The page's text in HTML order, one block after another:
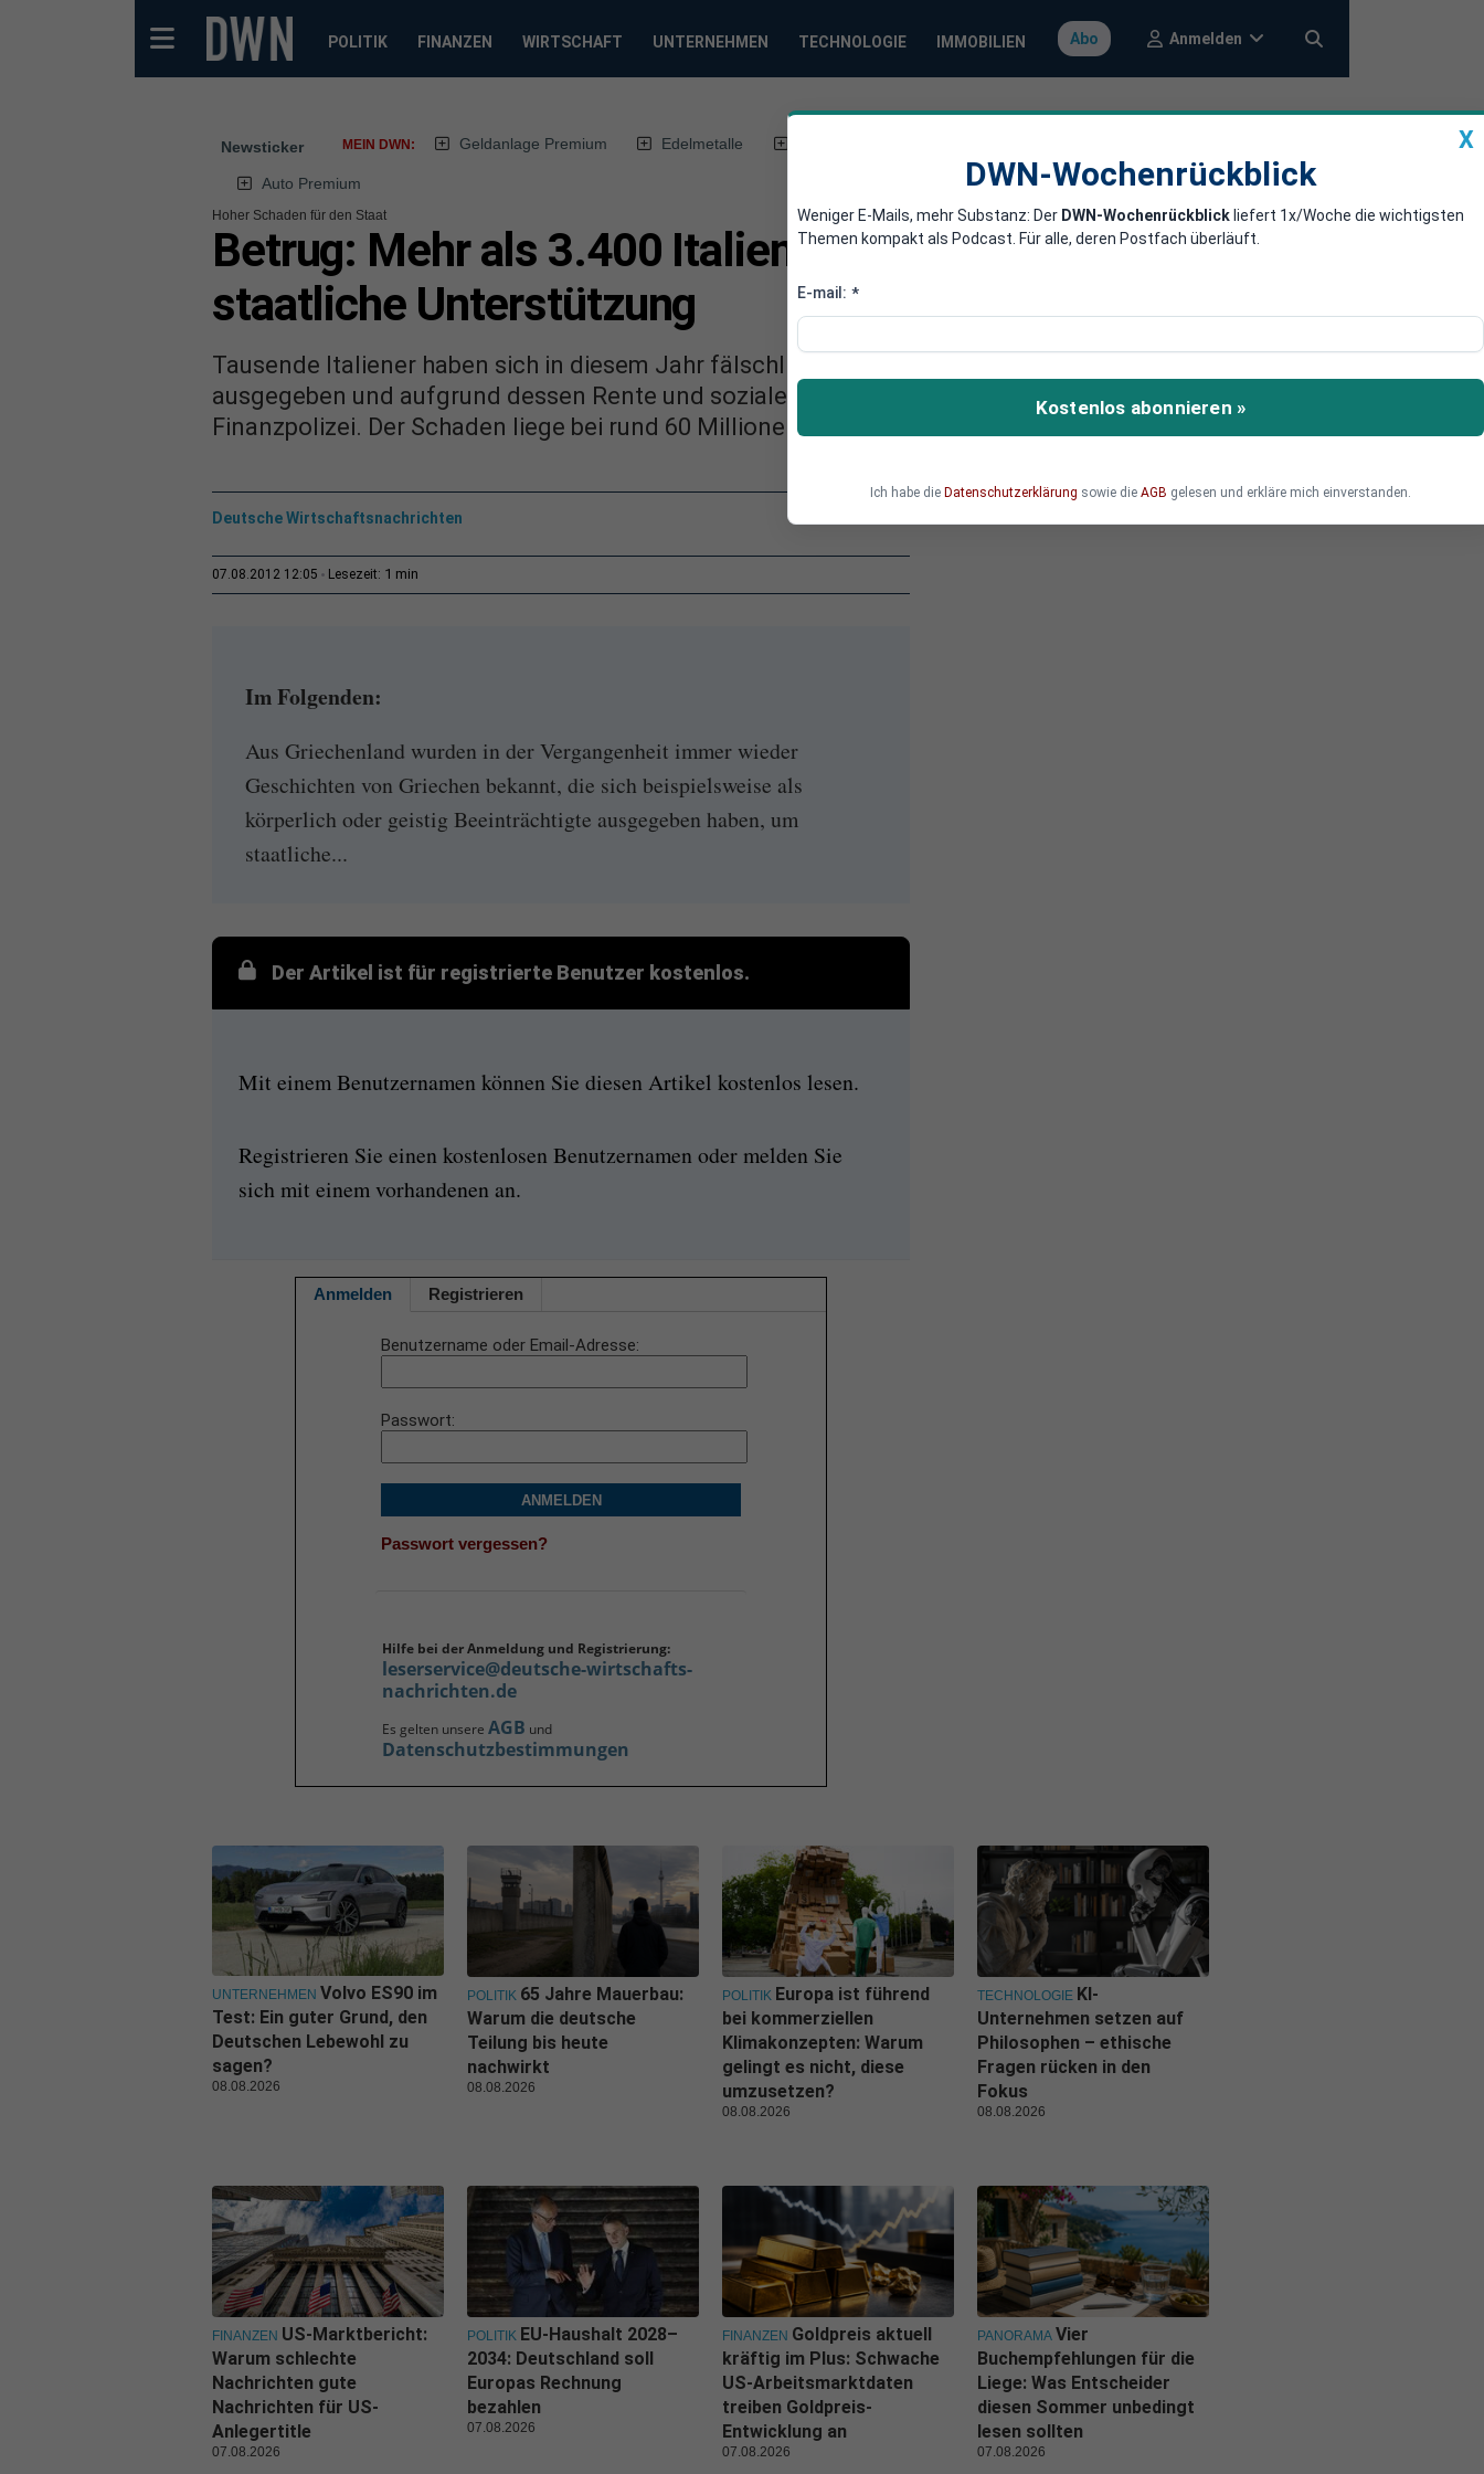
POLITIK FINANZEN WIRTSCHAFT UNTERNEHMEN TECHNOLOGIE IMMOBILIEN Abo Anmelden
Newsticker MEIN DWN: Geldanlage Premium Edelmetalle
Auto Premium
Hoher Schaden für den Staat
Betrug: Mehr als 3.400 Italiener kassierten zu Unrecht
staatliche Unterstützung
Tausende Italiener haben sich in diesem Jahr fälschlicher Weise als Arme und Erwerbsunfähige
ausgegeben und aufgrund dessen Rente und soziale Unterstützung erhalten, so die italienische
Finanzpolizei. Der Schaden liege bei rund 60 Millionen Euro.
Deutsche Wirtschaftsnachrichten
07.08.2012 12:05 Lesezeit: 1 min
Im Folgenden:
Aus Griechenland wurden in der Vergangenheit immer wieder
Geschichten von Griechen bekannt, die sich beispielsweise als
körperlich oder geistig Beeinträchtigte ausgegeben haben, um
staatliche...
Der Artikel ist für registrierte Benutzer kostenlos.
Mit einem Benutzernamen können Sie diesen Artikel kostenlos lesen.
Registrieren Sie einen kostenlosen Benutzernamen oder melden Sie
sich mit einem vorhandenen an.
Anmelden Registrieren
Benutzername oder Email-Adresse
Passwort
ANMELDEN
Passwort vergessen?
Hilfe bei der Anmeldung und Registrierung:
leserservice@deutsche-wirtschafts-
nachrichten.de
Es gelten unsere AGB und
Datenschutzbestimmungen
X
DWN-Wochenrückblick
Weniger E-Mails, mehr Substanz: Der DWN-Wochenrückblick liefert 1x/Woche die wichtigsten
Themen kompakt als Podcast. Für alle, deren Postfach überläuft.
E-mail: *
Kostenlos abonnieren »
Ich habe die Datenschutzerklärung sowie die AGB gelesen und erkläre mich einverstanden.
UNTERNEHMEN Volvo ES90 im
Test: Ein guter Grund, den
Deutschen Lebewohl zu
sagen?
08.08.2026
POLITIK 65 Jahre Mauerbau:
Warum die deutsche
Teilung bis heute
nachwirkt
08.08.2026
POLITIK Europa ist führend
bei kommerziellen
Klimakonzepten: Warum
gelingt es nicht, diese
umzusetzen?
08.08.2026
TECHNOLOGIE KI-
Unternehmen setzen auf
Philosophen – ethische
Fragen rücken in den
Fokus
08.08.2026
FINANZEN US-Marktbericht:
Warum schlechte
Nachrichten gute
Nachrichten für US-
Anlegertitle
07.08.2026
POLITIK EU-Haushalt 2028–
2034: Deutschland soll
Europas Rechnung
bezahlen
07.08.2026
FINANZEN Goldpreis aktuell
kräftig im Plus: Schwache
US-Arbeitsmarktdaten
treiben Goldpreis-
Entwicklung an
07.08.2026
PANORAMA Vier
Buchempfehlungen für die
Liege: Was Entscheider
diesen Sommer unbedingt
lesen sollten
07.08.2026